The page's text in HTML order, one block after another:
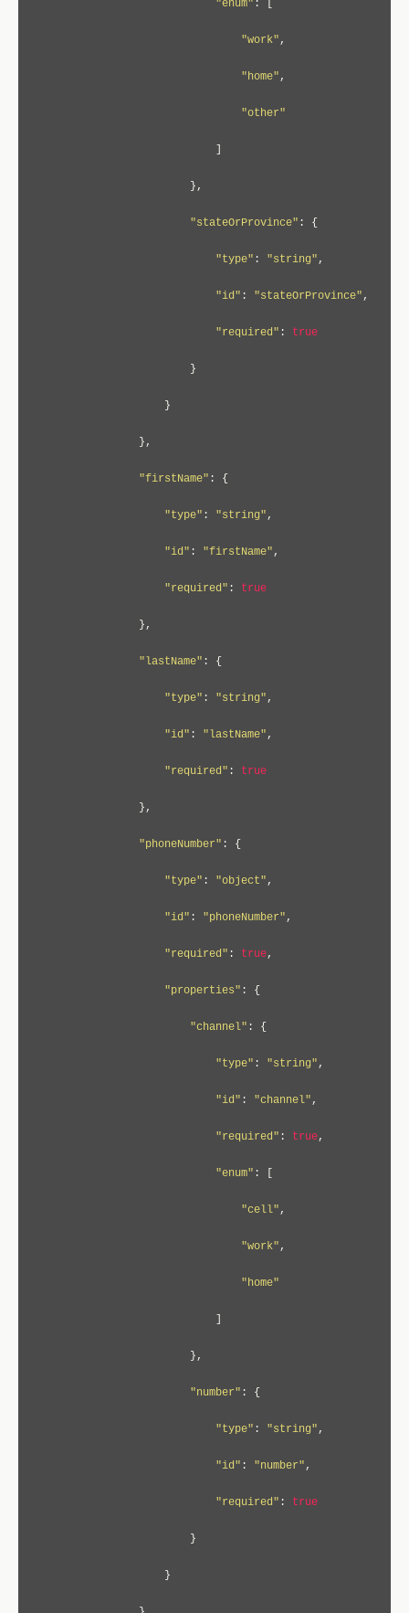
"enum" :
"work" ,
"home" ,
"other"
},
"stateOrProvince" : {
"type" : "string" ,
"id" : "stateOrProvince" ,
"required" : true
}
}
},
"firstName" : {
"type" : "string" ,
"id" : "firstName" ,
"required" : true
},
"lastName" : {
"type" : "string" ,
"id" : "lastName" ,
"required" : true
},
"phoneNumber" : {
"type" : "object" ,
"id" : "phoneNumber" ,
"required" : true,
"properties" : {
"channel" : {
"type" : "string" ,
"id" : "channel" ,
"required" : true,
"enum" :
"cell" ,
"work" ,
"home"
},
"number" : {
"type" : "string" ,
"id" : "number" ,
"required" : true
}
}